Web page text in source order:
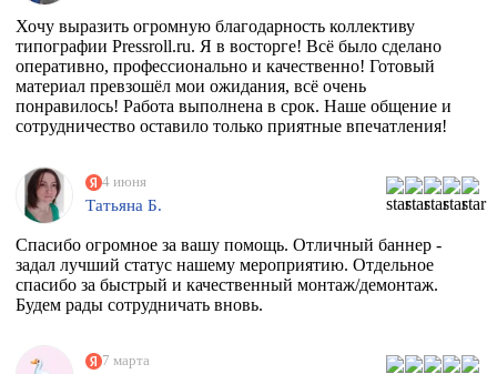
Хочу выразить огромную благодарность коллективу
типографии Pressroll.ru. Я в восторге! Всё было сделано
оперативно, профессионально и качественно! Готовый
материал превзошёл мои ожидания, всё очень
понравилось! Работа выполнена в срок. Наше общение и
сотрудничество оставило только приятные впечатления!
4 июня
Татьяна Б.
Спасибо огромное за вашу помощь. Отличный баннер -
задал лучший статус нашему мероприятию. Отдельное
спасибо за быстрый и качественный монтаж/демонтаж.
Будем рады сотрудничать вновь.
7 марта